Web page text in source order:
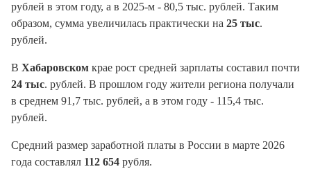
рублей в этом году, а в 2025-м - 80,5 тыс. рублей. Таким
образом, сумма увеличилась практически на 25 тыс.
рублей.
В Хабаровском крае рост средней зарплаты составил почти
24 тыс. рублей. В прошлом году жители региона получали
в среднем 91,7 тыс. рублей, а в этом году - 115,4 тыс.
рублей.
Средний размер заработной платы в России в марте 2026
года составлял 112 654 рубля.